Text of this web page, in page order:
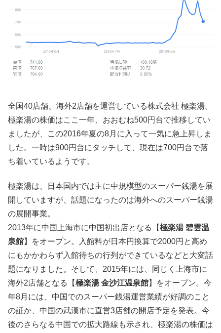
全国40店舗、海外2店舗を運営している株式会社 極楽湯。
極楽湯の株価はここ一年、おおむね500円台で推移してい
ましたが、この2016年夏の8月に入って一気に急上昇しま
した。一時は900円台にタッチして、現在は700円台で落
ち着いているようです。
極楽湯は、日本国内では主に中規模型のスーパー銭湯を展
開していますが、話題になったのは海外へのスーパー銭湯
の展開事業。
2013年に中国上海市に中国初出店となる【極楽湯 碧雲温
泉館】をオープン。入館料が日本円換算で2000円と高め
にもかかわらず入館待ちの行列ができているなどと大変話
題になりました。そして、2015年には、同じく上海市に
海外2店舗となる【極楽湯 金沙江温泉館】をオープン。今
年8月には、中国でのスーパー銭湯運営業績が好調のこと
の証か、中国の武漢市に直営3店舗の開店予定を発表。今
後のさらなる中国での拡大路線も示され、極楽湯の株価は